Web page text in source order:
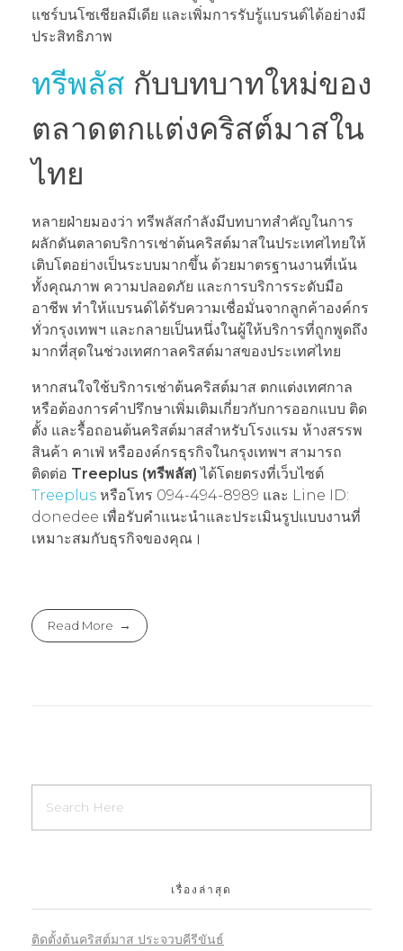
แชร์บนโซเชียลมีเดีย และเพิ่มการรับรู้แบรนด์ได้อย่างมี
ประสิทธิภาพ
ทรีพลัส กับบทบาทใหม่ของ
ตลาดตกแต่งคริสต์มาสใน
ไทย
หลายฝ่ายมองว่า ทรีพลัสกำลังมีบทบาทสำคัญในการ
ผลักดันตลาดบริการเช่าต้นคริสต์มาสในประเทศไทยให้
เติบโตอย่างเป็นระบบมากขึ้น ด้วยมาตรฐานงานที่เน้น
ทั้งคุณภาพ ความปลอดภัย และการบริการระดับมือ
อาชีพ ทำให้แบรนด์ได้รับความเชื่อมั่นจากลูกค้าองค์กร
ทั่วกรุงเทพฯ และกลายเป็นหนึ่งในผู้ให้บริการที่ถูกพูดถึง
มากที่สุดในช่วงเทศกาลคริสต์มาสของประเทศไทย
หากสนใจใช้บริการเช่าต้นคริสต์มาส ตกแต่งเทศกาล
หรือต้องการคำปรึกษาเพิ่มเติมเกี่ยวกับการออกแบบ ติด
ตั้ง และรื้อถอนต้นคริสต์มาสสำหรับโรงแรม ห้างสรรพ
สินค้า คาเฟ่ หรือองค์กรธุรกิจในกรุงเทพฯ สามารถ
ติดต่อ Treeplus (ทรีพลัส) ได้โดยตรงที่เว็บไซต์
Treeplus หรือโทร 094-494-8989 และ Line ID:
donedee เพื่อรับคำแนะนำและประเมินรูปแบบงานที่
เหมาะสมกับธุรกิจของคุณ।
Read More
เรื่องล่าสุด
ติดตั้งต้นคริสต์มาส ประจวบคีรีขันธ์